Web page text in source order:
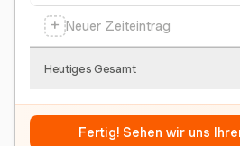
+ Neuer Zeiteintrag
Heutiges Gesamt
Fertig! Sehen wir uns